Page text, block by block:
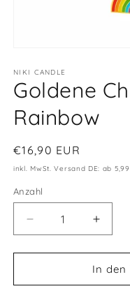
in
Modal
öffnen
NIKI CANDLE
Goldene
Rainbow
Normaler
Preis
€16,90 EUR
inkl. MwSt. Versand DE: ab
Anzahl
Anzahl
Verringere
die
Menge
Goldene
Erhöhe
die
für
In den